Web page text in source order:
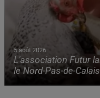
5 août 2026
L'association Futur
le Nord-Pas-de-Calais